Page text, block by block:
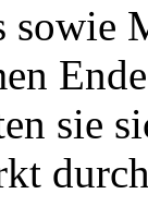
sowie
sie